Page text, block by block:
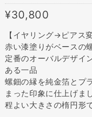
¥30,800
【イヤリング→ピアス
赤い漆塗りがベースの
定番のオーバルデザイ
ある一品
螺鈿の縁を純金箔とプ
まった印象に仕上げま
程よい大きさの楕円形